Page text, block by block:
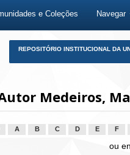
e Coleções Navegar
REPOSITÓRIO INSTITUCIONAL DA
Medeiros,
A B C D E F
ou